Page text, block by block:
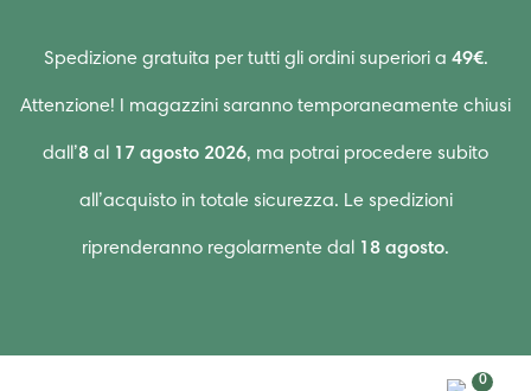
Spedizione gratuita per tutti gli ordini superiori a 49€.
Attenzione! I magazzini saranno temporaneamente chiusi
dall’8 al 17 agosto 2026, ma potrai procedere subito
all’acquisto in totale sicurezza. Le spedizioni
riprenderanno regolarmente dal 18 agosto.
0